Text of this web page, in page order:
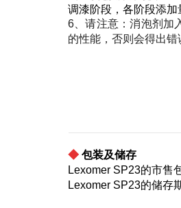
调漆阶段，各阶段添
6、请注意：消泡剂加
的性能，否则会得出
◆ 包装及储存
Lexomer SP23的市售
Lexomer SP23的储存